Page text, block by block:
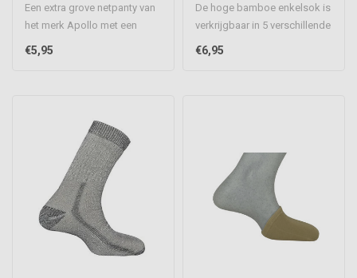
Een extra grove netpanty van
het merk Apollo met een
verstevigd teenstuk. De net..
€5,95
De hoge bamboe enkelsok is
verkrijgbaar in 5 verschillende
kleuren. Voorzien van..
€6,95